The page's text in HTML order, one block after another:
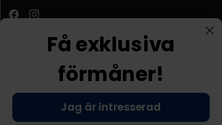
© Nordic Prostore 2026
Allmänna villkor
Få exklusiva
förmåner!
Jag är intresserad